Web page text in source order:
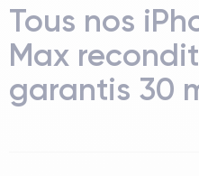
Tous nos
Max
garantis 30